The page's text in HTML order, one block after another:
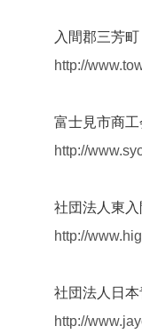
入間郡三芳町
http://
富士見市商工
http://
社団法人東
http://
社団法人日
http://